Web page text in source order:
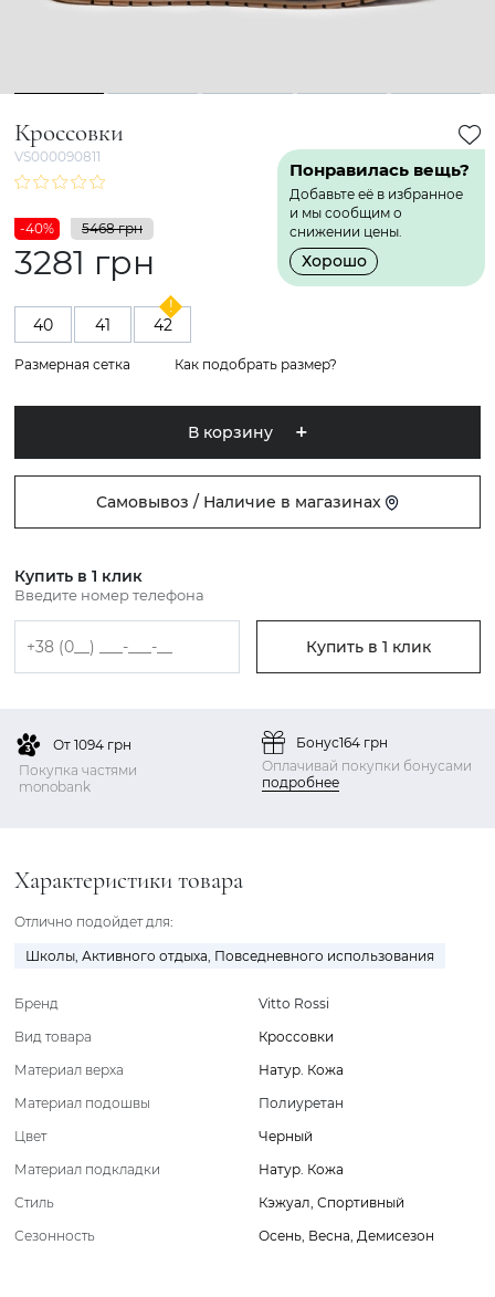
1 2 3 4 5
Кроссовки
VS000090811
Понравилась вещь?
Добавьте её в избранное
и мы сообщим о
снижении цены.
Хорошо
-40% 5468 грн
3281 грн
40 41 42
Размерная сетка Как подобрать размер?
В корзину
Самовывоз / Наличие в магазинах
Купить в 1 клик
Введите номер телефона
Купить в 1 клик
От 1094 грн
Покупка частями
monobank
Бонус164 грн
Оплачивай покупки бонусами
подробнее
Характеристики товара
Отлично подойдет для:
Школы, Активного отдыха, Повседневного использования
Бренд
Vitto Rossi
Вид товара
Кроссовки
Материал верха
Натур. Кожа
Материал подошвы
Полиуретан
Цвет
Черный
Материал подкладки
Натур. Кожа
Стиль
Кэжуал, Спортивный
Сезонность
Осень, Весна, Демисезон